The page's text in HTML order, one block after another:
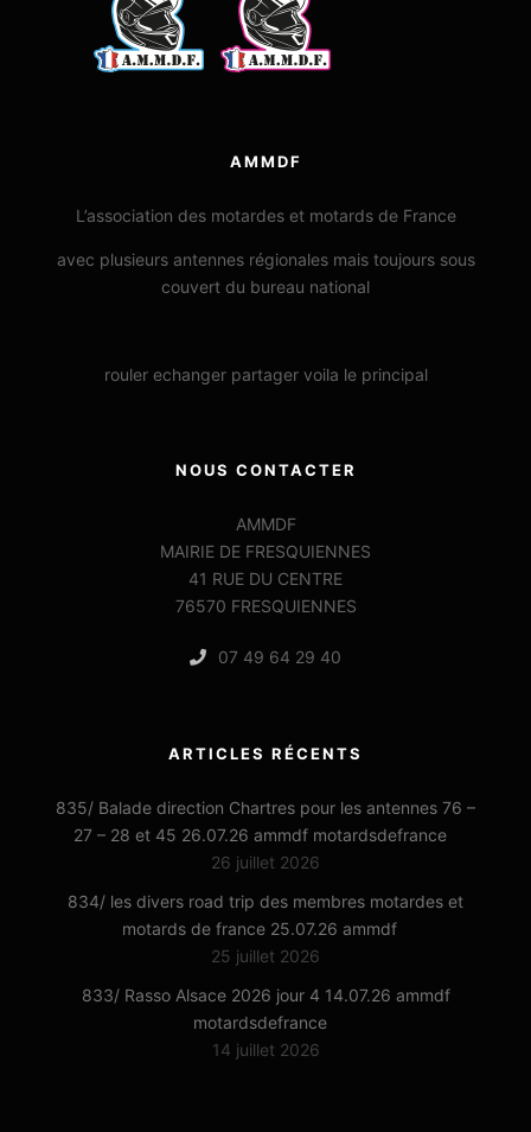
AMMDF
L’association des motardes et motards de France
avec plusieurs antennes régionales mais toujours sous
couvert du bureau national
rouler echanger partager voila le principal
NOUS CONTACTER
AMMDF
MAIRIE DE FRESQUIENNES
41 RUE DU CENTRE
76570 FRESQUIENNES
07 49 64 29 40
ARTICLES RÉCENTS
835/ Balade direction Chartres pour les antennes 76 –
27 – 28 et 45 26.07.26 ammdf motardsdefrance
26 juillet 2026
834/ les divers road trip des membres motardes et
motards de france 25.07.26 ammdf
25 juillet 2026
833/ Rasso Alsace 2026 jour 4 14.07.26 ammdf
motardsdefrance
14 juillet 2026